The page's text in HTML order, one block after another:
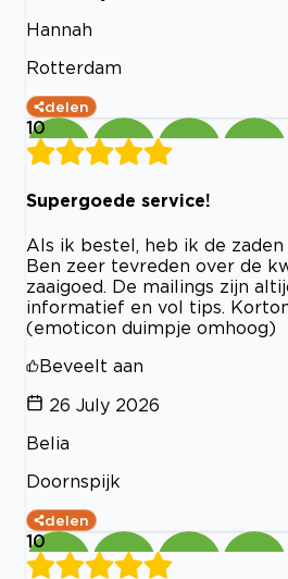
Hannah
Rotterdam
delen
10
Supergoede service!
Als ik bestel, heb ik de zaden
Ben zeer tevreden over de
zaaigoed. De mailings zijn
informatief en vol tips.
(emoticon duimpje omhoog)
Beveelt aan
26 July 2026
Belia
Doornspijk
delen
10